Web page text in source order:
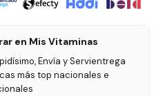
en Mis Vitaminas
Envía y Servientrega
más top nacionales e